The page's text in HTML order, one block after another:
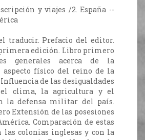
y viajes /2. España --
traducir. Prefacio del editor.
edición. Libro primero
generales acerca de la
físico del reino de la
Influencia de las desigualdades
clima, la agricultura y el
la defensa militar del país.
Extensión de las posesiones
Comparación de estas
las colonias inglesas y con la